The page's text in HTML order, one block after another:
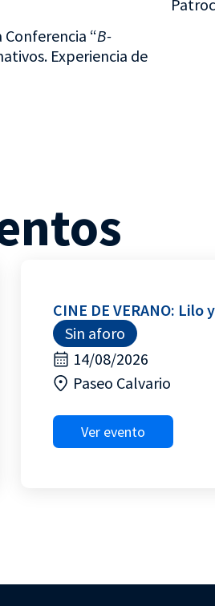
“B-
Experiencia de
CINE DE VERANO: Lilo
Sin aforo
14/08/2026
Paseo Calvario
Ver evento